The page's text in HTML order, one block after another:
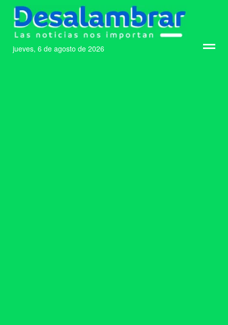
jueves, 6 de agosto de 2026